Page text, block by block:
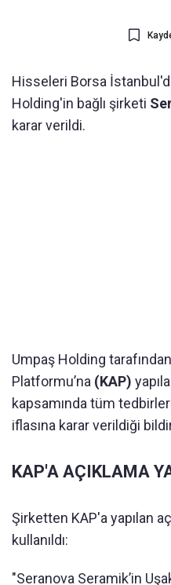
Hisseleri Borsa
Holding'in bağlı şirketi
karar verildi.
Umpaş Holding
Platformu’na (KAP)
kapsamında tüm
iflasına karar verildiği
KAP'A AÇIKLAMA
Şirketten KAP'a yapılan
kullanıldı:
"Seranova Seramik’in